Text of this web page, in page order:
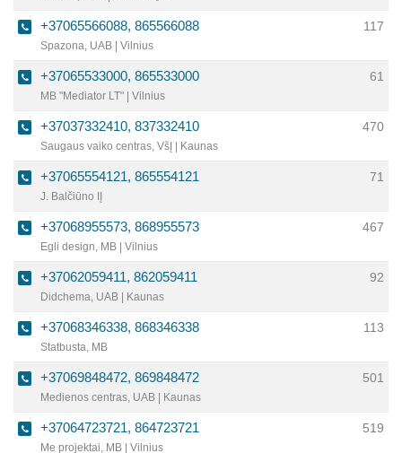
+37065566088, 865566088
Spazona, UAB | Vilnius
117
+37065533000, 865533000
MB "Mediator LT" | Vilnius
61
+37037332410, 837332410
Saugaus vaiko centras, VšĮ | Kaunas
470
+37065554121, 865554121
J. Balčiūno IĮ
71
+37068955573, 868955573
Egli design, MB | Vilnius
467
+37062059411, 862059411
Didchema, UAB | Kaunas
92
+37068346338, 868346338
Statbusta, MB
113
+37069848472, 869848472
Medienos centras, UAB | Kaunas
501
+37064723721, 864723721
Me projektai, MB | Vilnius
519